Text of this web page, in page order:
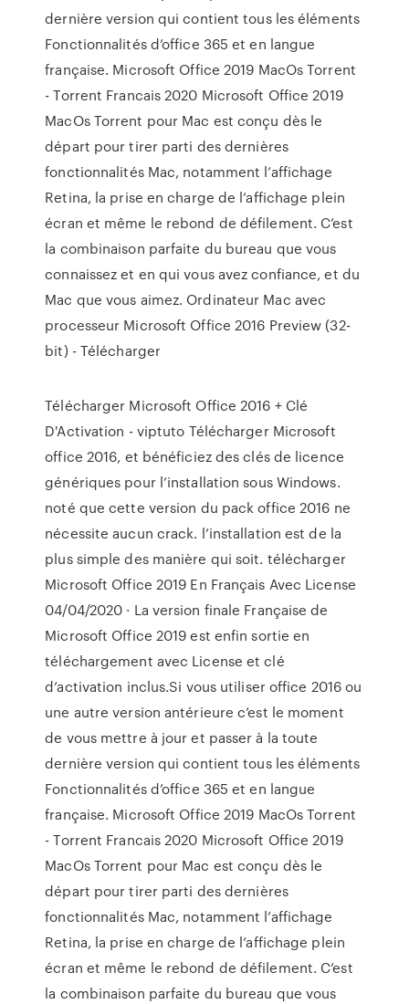
dernière version qui contient tous les éléments
Fonctionnalités d’office 365 et en langue
française. Microsoft Office 2019 MacOs Torrent
- Torrent Francais 2020 Microsoft Office 2019
MacOs Torrent pour Mac est conçu dès le
départ pour tirer parti des dernières
fonctionnalités Mac, notamment l’affichage
Retina, la prise en charge de l’affichage plein
écran et même le rebond de défilement. C’est
la combinaison parfaite du bureau que vous
connaissez et en qui vous avez confiance, et du
Mac que vous aimez. Ordinateur Mac avec
processeur Microsoft Office 2016 Preview (32-
bit) - Télécharger
Télécharger Microsoft Office 2016 + Clé
D'Activation - viptuto Télécharger Microsoft
office 2016, et bénéficiez des clés de licence
génériques pour l’installation sous Windows.
noté que cette version du pack office 2016 ne
nécessite aucun crack. l’installation est de la
plus simple des manière qui soit. télécharger
Microsoft Office 2019 En Français Avec License
04/04/2020 · La version finale Française de
Microsoft Office 2019 est enfin sortie en
téléchargement avec License et clé
d’activation inclus.Si vous utiliser office 2016 ou
une autre version antérieure c’est le moment
de vous mettre à jour et passer à la toute
dernière version qui contient tous les éléments
Fonctionnalités d’office 365 et en langue
française. Microsoft Office 2019 MacOs Torrent
- Torrent Francais 2020 Microsoft Office 2019
MacOs Torrent pour Mac est conçu dès le
départ pour tirer parti des dernières
fonctionnalités Mac, notamment l’affichage
Retina, la prise en charge de l’affichage plein
écran et même le rebond de défilement. C’est
la combinaison parfaite du bureau que vous